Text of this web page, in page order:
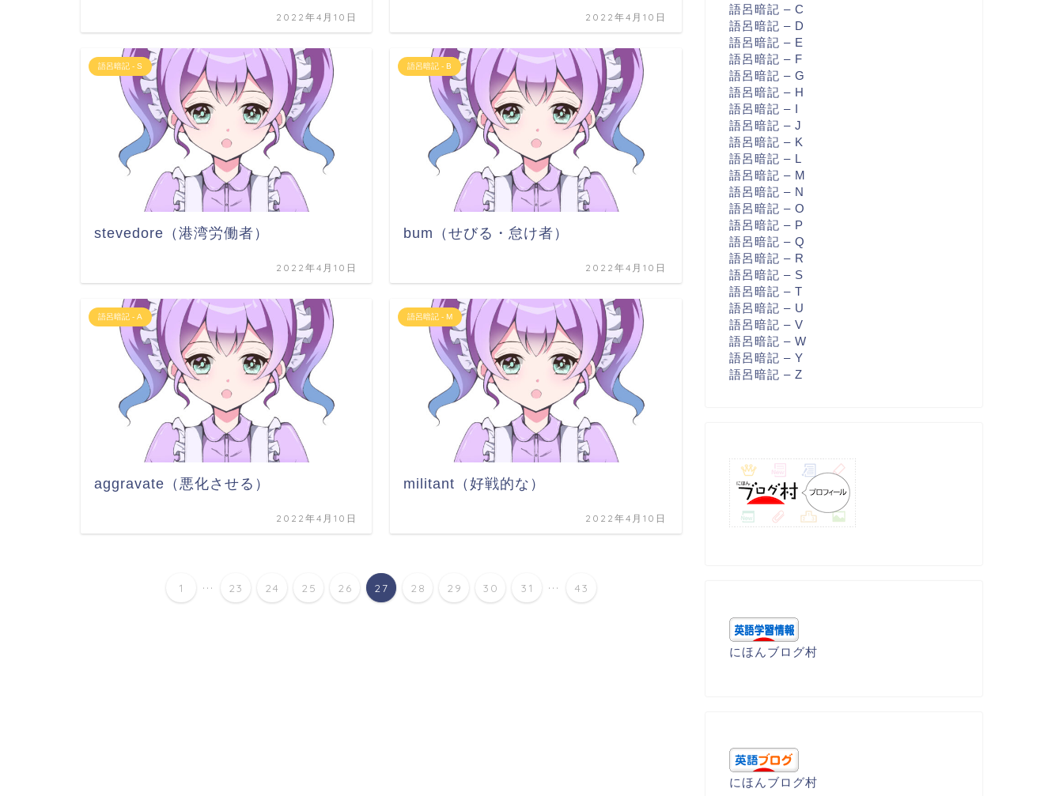
2022年4月10日 2022年4月10日
語呂暗記 - S
stevedore（港湾労働者）
2022年4月10日
語呂暗記 - B
bum（せびる・怠け者）
2022年4月10日
語呂暗記 - A
aggravate（悪化させる）
2022年4月10日
語呂暗記 - M
militant（好戦的な）
2022年4月10日
1 ... 23 24 25 26 27 28 29 30 31 ... 43
語呂暗記 – C
語呂暗記 – D
語呂暗記 – E
語呂暗記 – F
語呂暗記 – G
語呂暗記 – H
語呂暗記 – I
語呂暗記 – J
語呂暗記 – K
語呂暗記 – L
語呂暗記 – M
語呂暗記 – N
語呂暗記 – O
語呂暗記 – P
語呂暗記 – Q
語呂暗記 – R
語呂暗記 – S
語呂暗記 – T
語呂暗記 – U
語呂暗記 – V
語呂暗記 – W
語呂暗記 – Y
語呂暗記 – Z
にほんブログ村
にほんブログ村